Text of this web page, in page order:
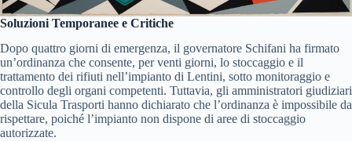
Soluzioni Temporanee e Critiche
Dopo quattro giorni di emergenza, il governatore Schifani ha firmato
un’ordinanza che consente, per venti giorni, lo stoccaggio e il
trattamento dei rifiuti nell’impianto di Lentini, sotto monitoraggio e
controllo degli organi competenti. Tuttavia, gli amministratori giudiziari
della Sicula Trasporti hanno dichiarato che l’ordinanza è impossibile da
rispettare, poiché l’impianto non dispone di aree di stoccaggio
autorizzate.